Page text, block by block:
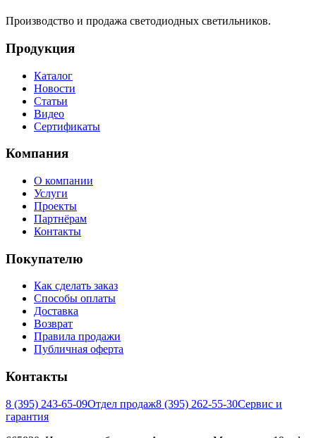
Производство и продажа светодиодных светильников.
Продукция
Каталог
Новости
Статьи
Видео
Сертификаты
Компания
О компании
Услуги
Проекты
Партнёрам
Контакты
Покупателю
Как сделать заказ
Способы оплаты
Доставка
Возврат
Правила продажи
Публичная оферта
Контакты
8 (395) 243-65-09Отдел продаж8 (395) 262-55-30Сервис и
гарантия